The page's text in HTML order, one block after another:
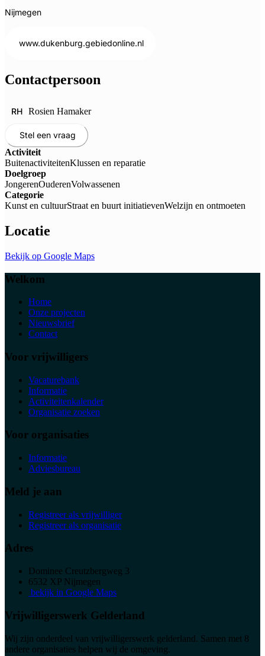
Nijmegen
www.dukenburg.gebiedonline.nl
Contactpersoon
RH Rosien Hamaker
Stel een vraag
Activiteit
BuitenactiviteitenKlussen en reparatie
Doelgroep
JongerenOuderenVolwassenen
Categorie
Kunst en cultuurStraat en buurt initiatievenWelzijn en ontmoeten
Locatie
Bekijk op Google Maps
Welkom
Home
Onze projecten
Nieuwsbrief
Contact
Voor vrijwilligers
Vacaturebank
Informatie
Activiteitenkalender
Organisatie zoeken
Voor organisaties
Informatie
Adviesbureau
Meld je aan
Registreer als vrijwilliger
Registreer als organisatie
Adres
Dominee Creutzbergweg 3
6532 XP Nijmegen
bekijk in Google Maps
Vrijwilligerswerk Gelderland
Wij zijn onderdeel van vrijwilligerswerk gelderland. Samen met 8
andere organisaties helpen wij de omgeving.